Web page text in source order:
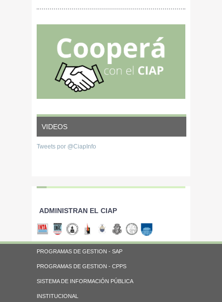
VIDEOS
Tweets por @CiapInfo
ADMINISTRAN EL CIAP
PROGRAMAS DE GESTION - SAP
PROGRAMAS DE GESTION - CPPS
SISTEMA DE INFORMACIÓN PÚBLICA
INSTITUCIONAL